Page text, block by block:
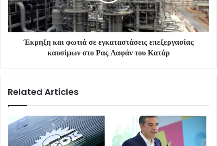
Έκρηξη και φωτιά σε εγκαταστάσεις επεξεργασίας
καυσίμων στο Ρας Λαφάν του Κατάρ
Related Articles